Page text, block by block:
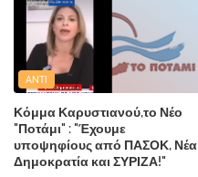
ANTI
Κόμμα Καρυστιανού,το Νέο
"Ποτάμι" : "Έχουμε
υποψηφίους από ΠΑΣΟΚ, Νέα
Δημοκρατία και ΣΥΡΙΖΑ!"